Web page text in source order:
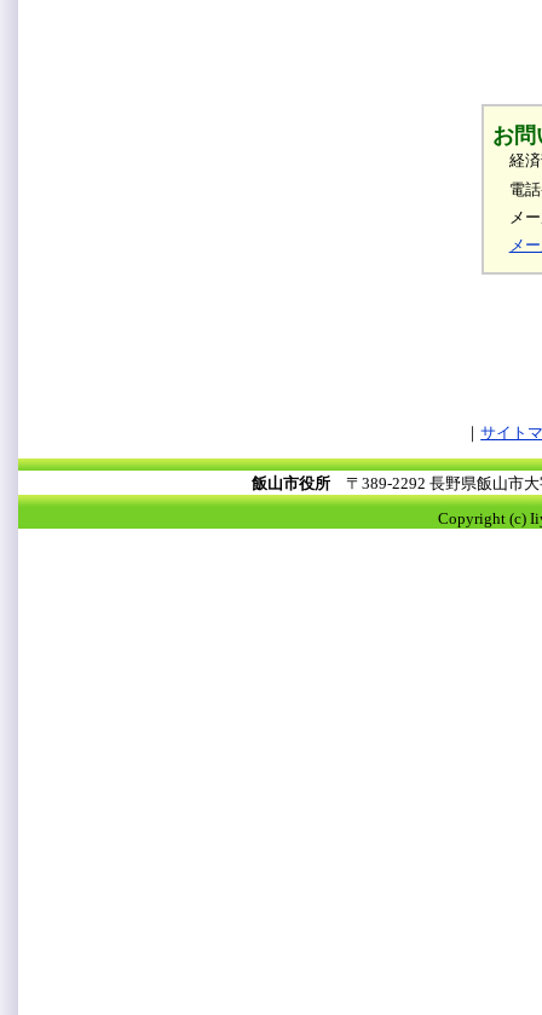
お問
経
電
メ
メ
サイト
飯山市役所 〒389-2292 長野県飯山市
Copyright (c)